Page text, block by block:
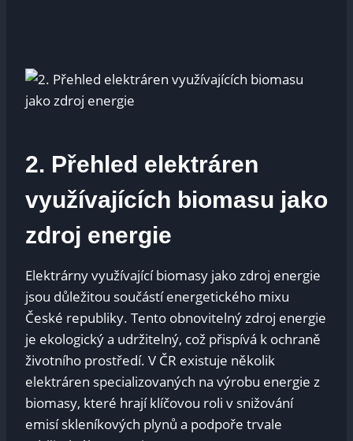
2. Přehled elektráren
využívajících biomasu jako
zdroj energie
Elektrárny využívající biomasy jako zdroj energie
jsou důležitou součástí energetického mixu
České republiky. Tento obnovitelný zdroj energie
je ekologický a udržitelný, což přispívá k ochraně
životního prostředí. V ČR existuje několik
elektráren specializovaných na výrobu energie z
biomasy, které hrají klíčovou roli v snižování
emisí skleníkových plynů a podpoře trvale